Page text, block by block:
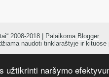
užtikrinti naršymo
2008-2018 | Palaikoma Blogger
naudoti tinklaraštyje ir